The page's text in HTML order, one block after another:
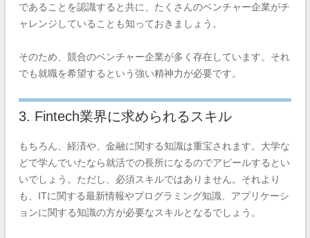
であることを認識すると共に、たくさんのベンチャー企業がチ
ャレンジしていることも知っておきましょう。
そのため、競合のベンチャー企業が多く存在しています。それ
でも就職を希望するという強い精神力が必要です。
3. Fintech業界に求められるスキル
もちろん、経済や、金融に関する知識は重宝されます。大学な
どで学んでいたなら就活での長所になるのでアピールするとい
いでしょう。ただし、必須スキルではありません。それより
も、ITに関する最新情報やプログラミング知識、アプリケーシ
ョンに関する知識の方が必要なスキルとなるでしょう。